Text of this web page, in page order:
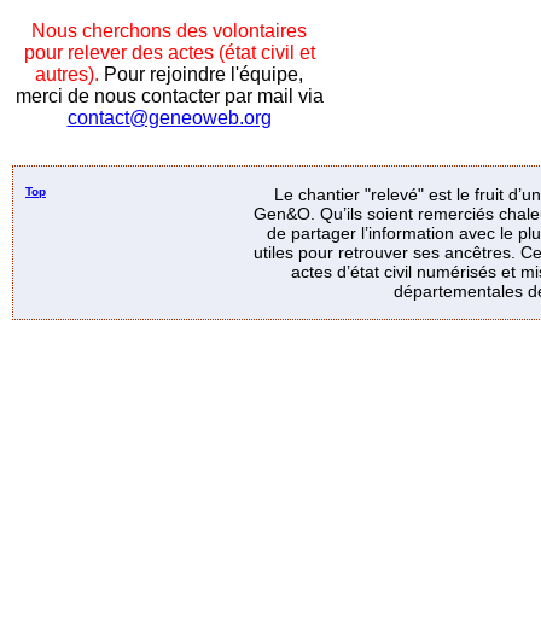
Nous cherchons des volontaires
pour relever des actes (état civil et
autres). Pour rejoindre l'équipe,
merci de nous contacter par mail via
contact@geneoweb.org
Top
Le chantier "relevé" est le fruit
Gen&O. Qu’ils soient remerciés
de partager l’information avec le
utiles pour retrouver ses ancêtres.
actes d’état civil numérisés et
départementales